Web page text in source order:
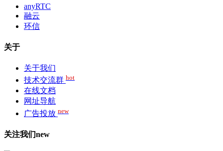
anyRTC
融云
环信
关于
关于我们
技术交流群 hot
在线文档
网址导航
广告投放 new
关注我们new